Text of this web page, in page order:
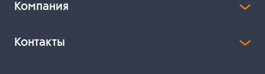
Компания
Контакты